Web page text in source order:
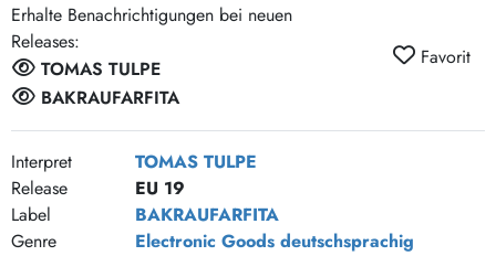
Ich Bin Ein V.I.P.
Bier Auf'n Weg
Jeder Kennt Jarvis Cocker
Der Mann Im Pfandautomat
Erhalte Benachrichtigungen bei neuen
Releases:
TOMAS TULPE
BAKRAUFARFITA
Favorit
Interpret
TOMAS TULPE
Release
EU 19
Label
BAKRAUFARFITA
Genre
Electronic Goods deutschsprachig